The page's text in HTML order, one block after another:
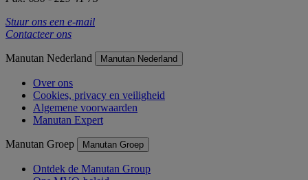
Stuur ons een e-mail
Contacteer ons
Manutan Nederland Manutan Nederland
Over ons
Cookies, privacy en veiligheid
Algemene voorwaarden
Manutan Expert
Manutan Groep Manutan Groep
Ontdek de Manutan Group